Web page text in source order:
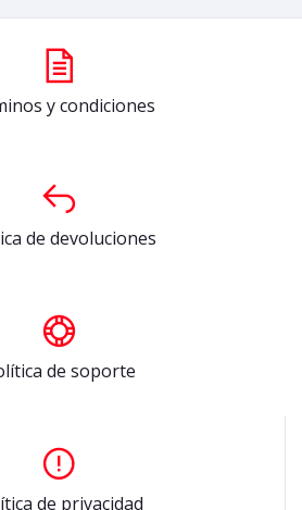
y condiciones
de devoluciones
de soporte
de privacidad